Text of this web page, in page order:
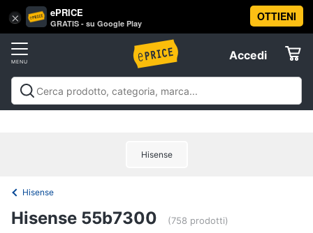
× ePRICE
GRATIS - su Google Play
OTTIENI
Accedi
Accedi
Registrati
Offerte
Vai
al
Hisense
Hisense
Hisense 55b7300 (758 prodotti)